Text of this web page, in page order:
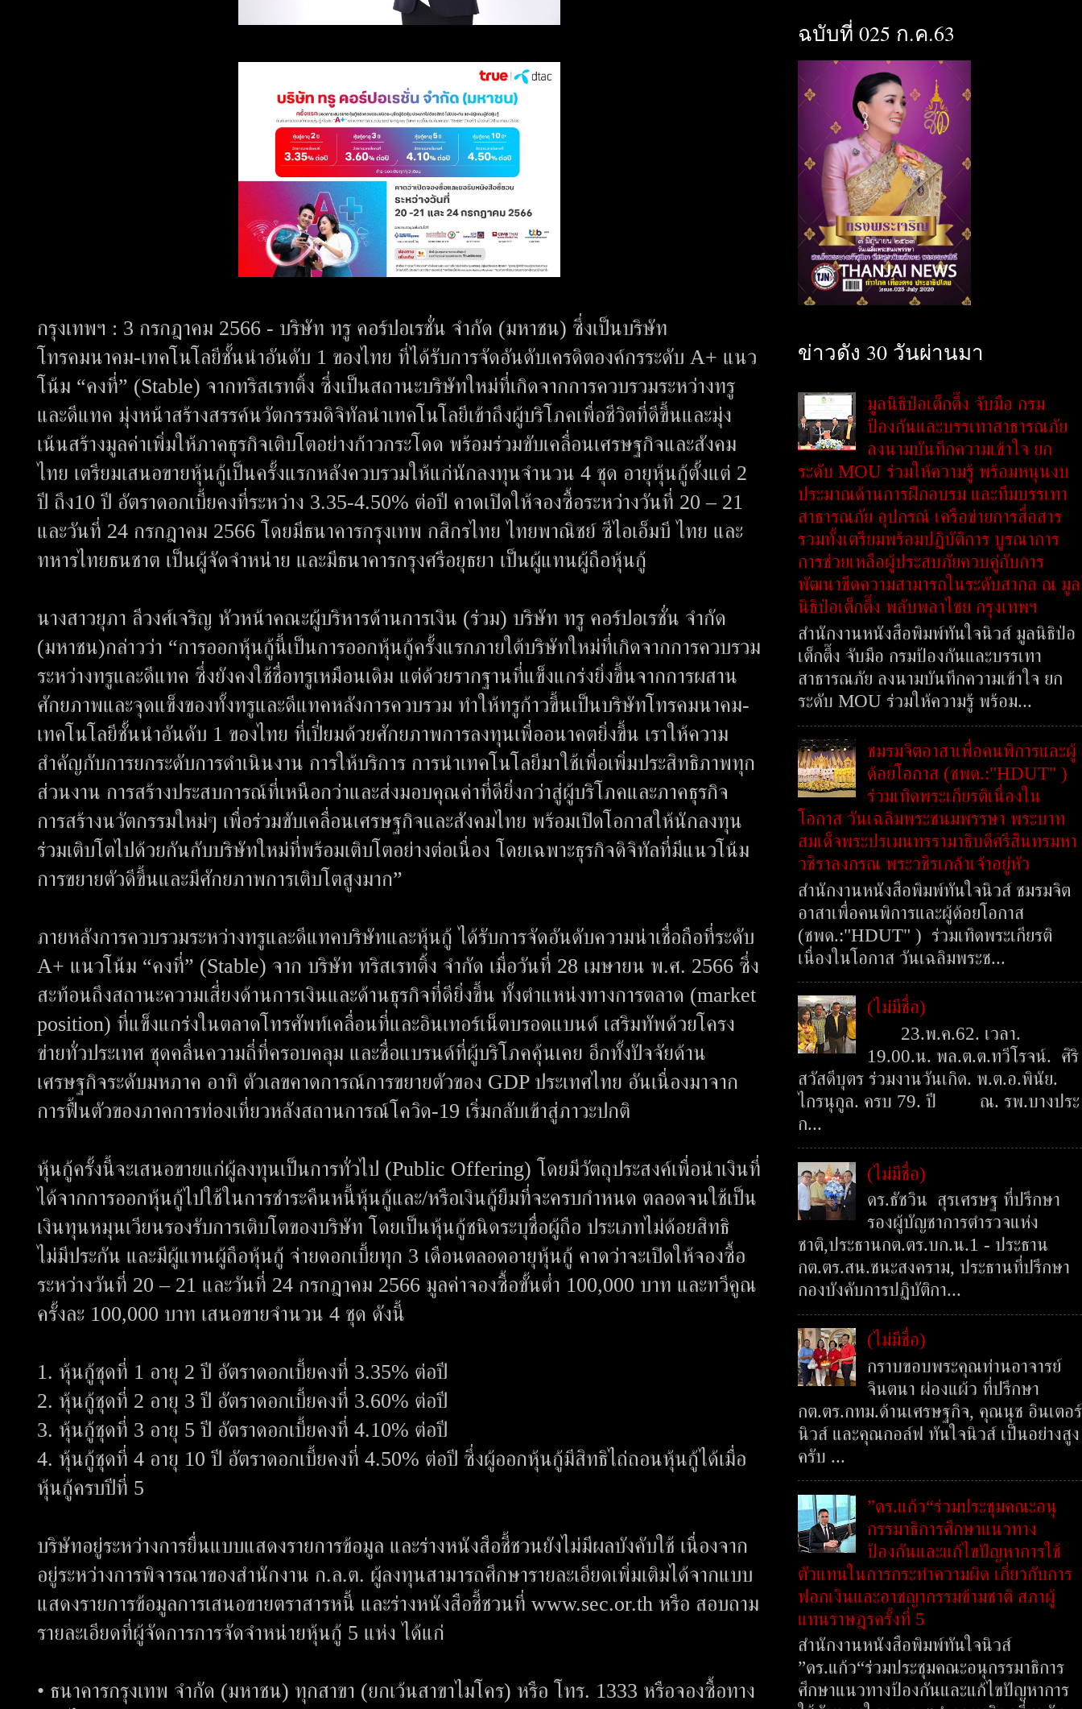
กรุงเทพฯ : 3 กรกฎาคม 2566 - บริษัท ทรู คอร์ปอเรชั่น จำกัด (มหาชน) ซึ่งเป็นบริษัท
โทรคมนาคม-เทคโนโลยีชั้นนำอันดับ 1 ของไทย ที่ได้รับการจัดอันดับเครดิตองค์กรระดับ A+ แนว
โน้ม “คงที่” (Stable) จากทริสเรทติ้ง ซึ่งเป็นสถานะบริษัทใหม่ที่เกิดจากการควบรวมระหว่างทรู
และดีแทค มุ่งหน้าสร้างสรรค์นวัตกรรมดิจิทัลนำเทคโนโลยีเข้าถึงผู้บริโภคเพื่อชีวิตที่ดีขึ้นและมุ่ง
เน้นสร้างมูลค่าเพิ่มให้ภาคธุรกิจเติบโตอย่างก้าวกระโดด พร้อมร่วมขับเคลื่อนเศรษฐกิจและสังคม
ไทย เตรียมเสนอขายหุ้นกู้เป็นครั้งแรกหลังควบรวมให้แก่นักลงทุนจำนวน 4 ชุด อายุหุ้นกู้ตั้งแต่ 2
ปี ถึง10 ปี อัตราดอกเบี้ยคงที่ระหว่าง 3.35-4.50% ต่อปี คาดเปิดให้จองซื้อระหว่างวันที่ 20 – 21
และวันที่ 24 กรกฎาคม 2566 โดยมีธนาคารกรุงเทพ กสิกรไทย ไทยพาณิชย์ ซีไอเอ็มบี ไทย และ
ทหารไทยธนชาต เป็นผู้จัดจำหน่าย และมีธนาคารกรุงศรีอยุธยา เป็นผู้แทนผู้ถือหุ้นกู้
นางสาวยุภา ลีวงศ์เจริญ หัวหน้าคณะผู้บริหารด้านการเงิน (ร่วม) บริษัท ทรู คอร์ปอเรชั่น จำกัด
(มหาชน)กล่าวว่า “การออกหุ้นกู้นี้เป็นการออกหุ้นกู้ครั้งแรกภายใต้บริษัทใหม่ที่เกิดจากการควบรวม
ระหว่างทรูและดีแทค ซึ่งยังคงใช้ชื่อทรูเหมือนเดิม แต่ด้วยรากฐานที่แข็งแกร่งยิ่งขึ้นจากการผสาน
ศักยภาพและจุดแข็งของทั้งทรูและดีแทคหลังการควบรวม ทำให้ทรูก้าวขึ้นเป็นบริษัทโทรคมนาคม-
เทคโนโลยีชั้นนำอันดับ 1 ของไทย ที่เปี่ยมด้วยศักยภาพการลงทุนเพื่ออนาคตยิ่งขึ้น เราให้ความ
สำคัญกับการยกระดับการดำเนินงาน การให้บริการ การนำเทคโนโลยีมาใช้เพื่อเพิ่มประสิทธิภาพทุก
ส่วนงาน การสร้างประสบการณ์ที่เหนือกว่าและส่งมอบคุณค่าที่ดียิ่งกว่าสู่ผู้บริโภคและภาคธุรกิจ
การสร้างนวัตกรรมใหม่ๆ เพื่อร่วมขับเคลื่อนเศรษฐกิจและสังคมไทย พร้อมเปิดโอกาสให้นักลงทุน
ร่วมเติบโตไปด้วยกันกับบริษัทใหม่ที่พร้อมเติบโตอย่างต่อเนื่อง โดยเฉพาะธุรกิจดิจิทัลที่มีแนวโน้ม
การขยายตัวดีขึ้นและมีศักยภาพการเติบโตสูงมาก”
ภายหลังการควบรวมระหว่างทรูและดีแทคบริษัทและหุ้นกู้ ได้รับการจัดอันดับความน่าเชื่อถือที่ระดับ
A+ แนวโน้ม “คงที่” (Stable) จาก บริษัท ทริสเรทติ้ง จำกัด เมื่อวันที่ 28 เมษายน พ.ศ. 2566 ซึ่ง
สะท้อนถึงสถานะความเสี่ยงด้านการเงินและด้านธุรกิจที่ดียิ่งขึ้น ทั้งตำแหน่งทางการตลาด (market
position) ที่แข็งแกร่งในตลาดโทรศัพท์เคลื่อนที่และอินเทอร์เน็ตบรอดแบนด์ เสริมทัพด้วยโครง
ข่ายทั่วประเทศ ชุดคลื่นความถี่ที่ครอบคลุม และชื่อแบรนด์ที่ผู้บริโภคคุ้นเคย อีกทั้งปัจจัยด้าน
เศรษฐกิจระดับมหภาค อาทิ ตัวเลขคาดการณ์การขยายตัวของ GDP ประเทศไทย อันเนื่องมาจาก
การฟื้นตัวของภาคการท่องเที่ยวหลังสถานการณ์โควิด-19 เริ่มกลับเข้าสู่ภาวะปกติ
หุ้นกู้ครั้งนี้จะเสนอขายแก่ผู้ลงทุนเป็นการทั่วไป (Public Offering) โดยมีวัตถุประสงค์เพื่อนำเงินที่
ได้จากการออกหุ้นกู้ไปใช้ในการชำระคืนหนี้หุ้นกู้และ/หรือเงินกู้ยืมที่จะครบกำหนด ตลอดจนใช้เป็น
เงินทุนหมุนเวียนรองรับการเติบโตของบริษัท โดยเป็นหุ้นกู้ชนิดระบุชื่อผู้ถือ ประเภทไม่ด้อยสิทธิ
ไม่มีประกัน และมีผู้แทนผู้ถือหุ้นกู้ จ่ายดอกเบี้ยทุก 3 เดือนตลอดอายุหุ้นกู้ คาดว่าจะเปิดให้จองซื้อ
ระหว่างวันที่ 20 – 21 และวันที่ 24 กรกฎาคม 2566 มูลค่าจองซื้อขั้นต่ำ 100,000 บาท และทวีคูณ
ครั้งละ 100,000 บาท เสนอขายจำนวน 4 ชุด ดังนี้
1. หุ้นกู้ชุดที่ 1 อายุ 2 ปี อัตราดอกเบี้ยคงที่ 3.35% ต่อปี
2. หุ้นกู้ชุดที่ 2 อายุ 3 ปี อัตราดอกเบี้ยคงที่ 3.60% ต่อปี
3. หุ้นกู้ชุดที่ 3 อายุ 5 ปี อัตราดอกเบี้ยคงที่ 4.10% ต่อปี
4. หุ้นกู้ชุดที่ 4 อายุ 10 ปี อัตราดอกเบี้ยคงที่ 4.50% ต่อปี ซึ่งผู้ออกหุ้นกู้มีสิทธิไถ่ถอนหุ้นกู้ได้เมื่อ
หุ้นกู้ครบปีที่ 5
บริษัทอยู่ระหว่างการยื่นแบบแสดงรายการข้อมูล และร่างหนังสือชี้ชวนยังไม่มีผลบังคับใช้ เนื่องจาก
อยู่ระหว่างการพิจารณาของสำนักงาน ก.ล.ต. ผู้ลงทุนสามารถศึกษารายละเอียดเพิ่มเติมได้จากแบบ
แสดงรายการข้อมูลการเสนอขายตราสารหนี้ และร่างหนังสือชี้ชวนที่ www.sec.or.th หรือ สอบถาม
รายละเอียดที่ผู้จัดการการจัดจำหน่ายหุ้นกู้ 5 แห่ง ได้แก่
• ธนาคารกรุงเทพ จำกัด (มหาชน) ทุกสาขา (ยกเว้นสาขาไมโคร) หรือ โทร. 1333 หรือจองซื้อทาง
ฉบับที่ 025 ก.ค.63
ข่าวดัง 30 วันผ่านมา
มูลนิธิป่อเต็กตึ๊ง จับมือ กรม
ป้องกันและบรรเทาสาธารณภัย
ลงนามบันทึกความเข้าใจ ยก
ระดับ MOU ร่วมให้ความรู้ พร้อมหนุนงบ
ประมาณด้านการฝึกอบรม และทีมบรรเทา
สาธารณภัย อุปกรณ์ เครือข่ายการสื่อสาร
รวมทั้งเตรียมพร้อมปฏิบัติการ บูรณาการ
การช่วยเหลือผู้ประสบภัยควบคู่กับการ
พัฒนาขีดความสามารถในระดับสากล ณ มูล
นิธิป่อเต็กตึ๊ง พลับพลาไชย กรุงเทพฯ
สำนักงานหนังสือพิมพ์ทันใจนิวส์ มูลนิธิป่อ
เต็กตึ๊ง จับมือ กรมป้องกันและบรรเทา
สาธารณภัย ลงนามบันทึกความเข้าใจ ยก
ระดับ MOU ร่วมให้ความรู้ พร้อม...
ชมรมจิตอาสาเพื่อคนพิการและผู้
ด้อยโอกาส (ชพด.:"HDUT" )
ร่วมเทิดพระเกียรติเนื่องใน
โอกาส วันเฉลิมพระชนมพรรษา พระบาท
สมเด็จพระปรเมนทรรามาธิบดีศรีสินทรมหา
วชิราลงกรณ พระวชิรเกล้าเจ้าอยู่หัว
สำนักงานหนังสือพิมพ์ทันใจนิวส์ ชมรมจิต
อาสาเพื่อคนพิการและผู้ด้อยโอกาส
(ชพด.:"HDUT" ) ร่วมเทิดพระเกียรติ
เนื่องในโอกาส วันเฉลิมพระช...
(ไม่มีชื่อ)
23.พ.ค.62. เวลา.
19.00.น. พล.ต.ต.ทวีโรจน์. ศิริ
สวัสดีบุตร ร่วมงานวันเกิด. พ.ต.อ.พินัย.
ไกรนุกูล. ครบ 79. ปี ณ. รพ.บางประ
ก...
(ไม่มีชื่อ)
ดร.ธัชวิน สุรเศรษฐ ที่ปรึกษา
รองผู้บัญชาการตำรวจแห่ง
ชาติ,ประธานกต.ตร.บก.น.1 - ประธาน
กต.ตร.สน.ชนะสงคราม, ประธานที่ปรึกษา
กองบังคับการปฏิบัติกา...
(ไม่มีชื่อ)
กราบขอบพระคุณท่านอาจารย์
จินตนา ผ่องแผ้ว ที่ปรึกษา
กต.ตร.กทม.ด้านเศรษฐกิจ, คุณนุช อินเตอร์
นิวส์ และคุณกอล์ฟ ทันใจนิวส์ เป็นอย่างสูง
ครับ ...
”ดร.แก้ว“ร่วมประชุมคณะอนุ
กรรมาธิการศึกษาแนวทาง
ป้องกันและแก้ไขปัญหาการใช้
ตัวแทนในการกระทำความผิด เกี่ยวกับการ
ฟอกเงินและอาชญากรรมข้ามชาติ สภาผู้
แทนราษฎรครั้งที่ 5
สำนักงานหนังสือพิมพ์ทันใจนิวส์
”ดร.แก้ว“ร่วมประชุมคณะอนุกรรมาธิการ
ศึกษาแนวทางป้องกันและแก้ไขปัญหาการ